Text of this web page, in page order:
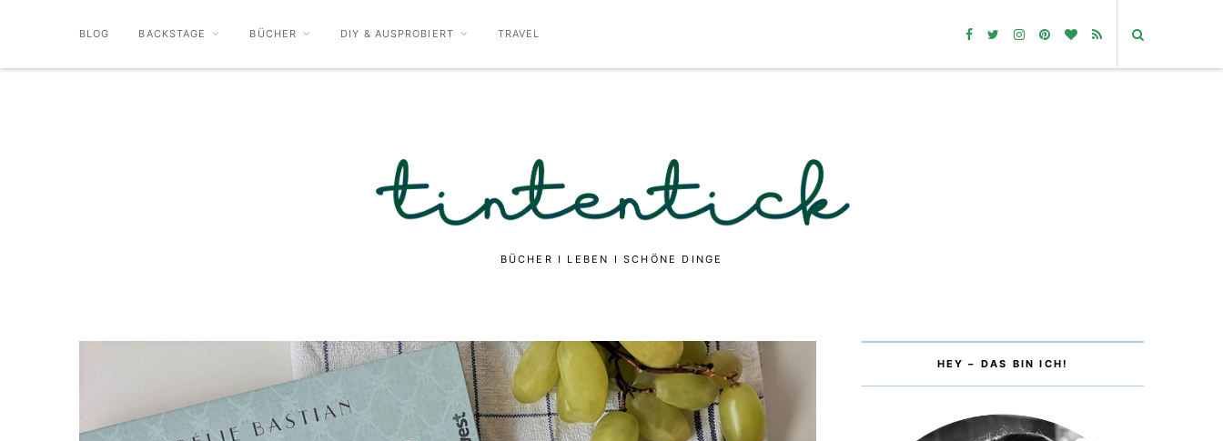
BLOG BACKSTAGE BÜCHER DIY & AUSPROBIERT TRAVEL
BÜCHER I LEBEN I SCHÖNE DINGE
HEY – DAS BIN ICH!